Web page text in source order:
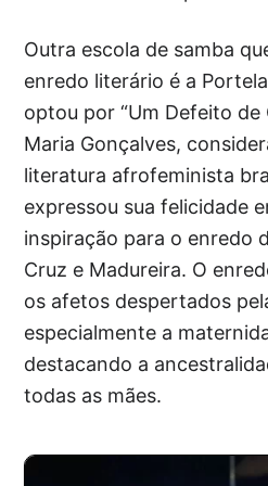
Outra escola de samba
enredo literário é a
optou por “Um Defeito de
Maria Gonçalves,
literatura afrofeminista
expressou sua felicidade
inspiração para o enredo
Cruz e Madureira. O
os afetos despertados
especialmente a
destacando a
todas as mães.